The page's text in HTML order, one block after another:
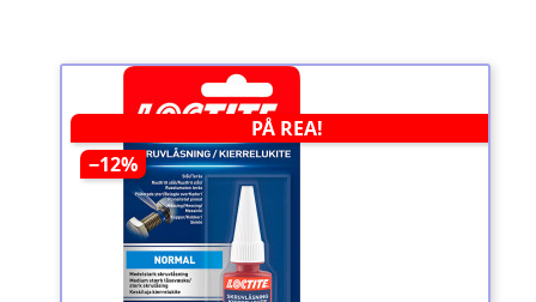
PÅ REA!
−12%